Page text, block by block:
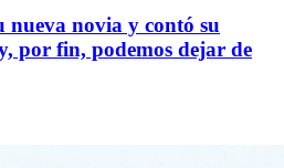
nueva novia y contó su
por fin, podemos dejar de